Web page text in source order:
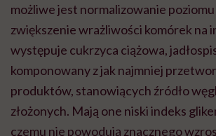
możliwe jest normalizowanie poziomu
zwiększenie wrażliwości komórek na
występuje cukrzyca ciążowa,
komponowany z jak najmniej
produktów, stanowiących źródło
złożonych. Mają one niski indeks
czemu nie powodują znacznego